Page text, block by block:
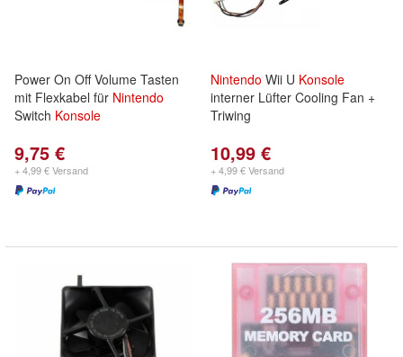
Power On Off Volume Tasten
mit Flexkabel für Nintendo
Switch Konsole
9,75 €
+ 4,99 € Versand
Nintendo Wii U Konsole
interner Lüfter Cooling Fan +
Triwing
10,99 €
+ 4,99 € Versand